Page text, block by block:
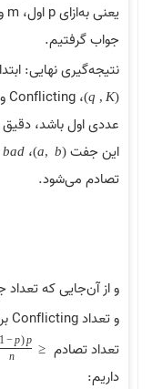
یعنی به‌ازای p اول، m و
جواب گرفتیم.
نتیجه‌گیری نهایی:
(
K
,
q
)،Conflicting
عددی اول باشد،
این جفت
bad،(a, b)
تصادم می‌شود.
و تعداد Conflicting برابر
تعداد تصادم ≤
p
(
p
−
1
n
داریم: